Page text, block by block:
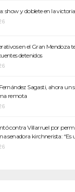
show y doblete en la
en el Gran Mendoza
detenidos
Sagasti, ahora un
remota
contra Villarruel por
senadora kirchnerista: